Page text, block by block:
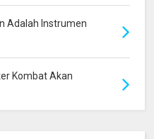
Adalah Instrumen
Kombat Akan